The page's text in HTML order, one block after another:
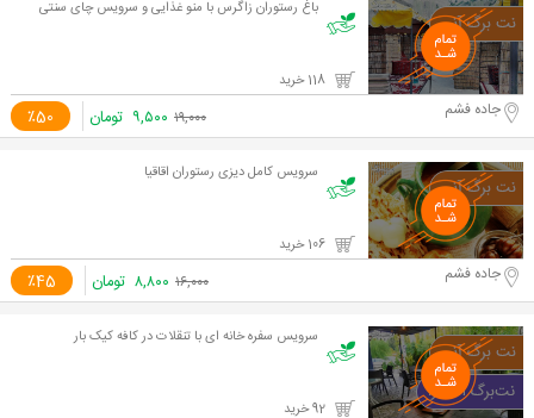
باغ رستوران زاگرس با منو غذایی و سرویس چای سنتی
٪50 جاده فشم ۱۹,۰۰۰ ۹,۵۰۰ تومان
سرویس کامل دیزی رستوران اقاقیا
٪45 جاده فشم ۱۶,۰۰۰ ۸,۸۰۰ تومان
سرویس سفره خانه ای با تنقلات در کافه کیک بار